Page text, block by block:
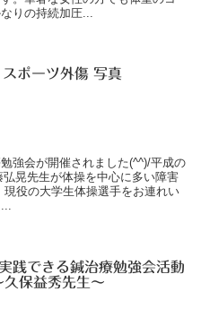
りの持続加圧...
ポーツ外傷 写真
強会が開催されました(^^)/平成の
晃先生が体操を中心に多い障害
役の大学生体操選手をお連れい
践できる鍼治療勉強会活動
久保益秀先生～